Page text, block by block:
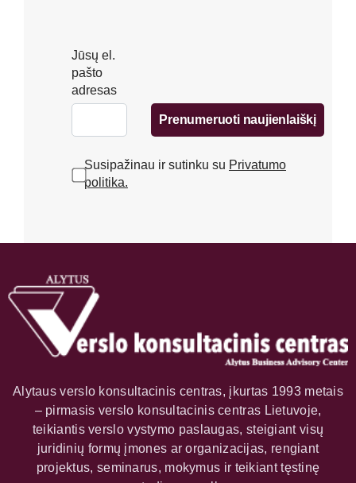
Jūsų el.
pašto
adresas
Prenumeruoti naujienlaiškį
Susipažinau ir sutinku su Privatumo
politika.
Alytaus verslo konsultacinis centras, įkurtas 1993 metais
– pirmasis verslo konsultacinis centras Lietuvoje,
teikiantis verslo vystymo paslaugas, steigiant visų
juridinių formų įmones ar organizacijas, rengiant
projektus, seminarus, mokymus ir teikiant tęstinę